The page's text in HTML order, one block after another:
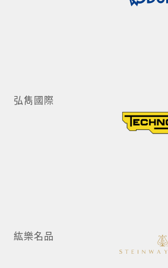
弘雋國際
紘樂名品